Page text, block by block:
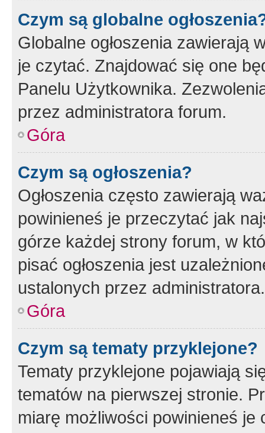
Czym są globalne
Globalne ogłoszenia zawierają
je czytać. Znajdować się one
Panelu Użytkownika.
przez administratora forum.
Góra
Czym są ogłoszenia?
Ogłoszenia często zawierają
powinieneś je przeczytać jak
górze każdej strony forum, w
pisać ogłoszenia jest
ustalonych przez administratora.
Góra
Czym są tematy przyklejone?
Tematy przyklejone pojawiają
tematów na pierwszej stronie.
miarę możliwości powinieneś je